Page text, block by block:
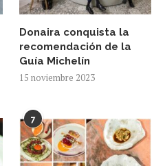
Donaira conquista la
recomendación de la
Guía Michelín
15 noviembre 2023
7